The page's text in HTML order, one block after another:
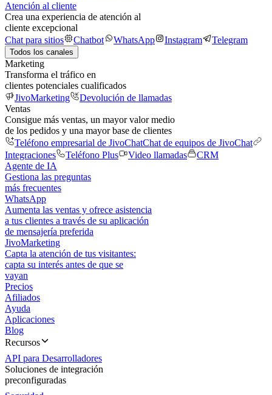
Atención al cliente
Crea una experiencia de atención al
cliente excepcional
Chat para sitios
Chatbot WhatsApp Instagram Telegram
Todos los canales
Marketing
Transforma el tráfico en
clientes potenciales cualificados
JivoMarketing
Devolución de llamadas
Ventas
Consigue más ventas, un mayor valor medio
de los pedidos y una mayor base de clientes
Teléfono empresarial de JivoChatChat de equipos de JivoChat
Integraciones
Teléfono Plus Video llamadas
CRM
Agente de IA
Gestiona las preguntas
más frecuentes
WhatsApp
Aumenta las ventas y ofrece asistencia
a tus clientes a través de su aplicación
de mensajería preferida
JivoMarketing
Capta la atención de tus visitantes:
capta su interés antes de que se
vayan
Precios
Afiliados
Ayuda
Aplicaciones
Blog
Recursos
API para Desarrolladores
Soluciones de integración
preconfiguradas